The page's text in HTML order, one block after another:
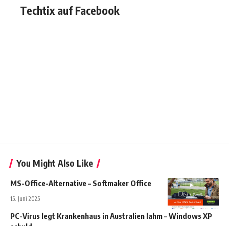
Techtix auf Facebook
You Might Also Like
MS-Office-Alternative – Softmaker Office
15. Juni 2025
PC-Virus legt Krankenhaus in Australien lahm – Windows XP